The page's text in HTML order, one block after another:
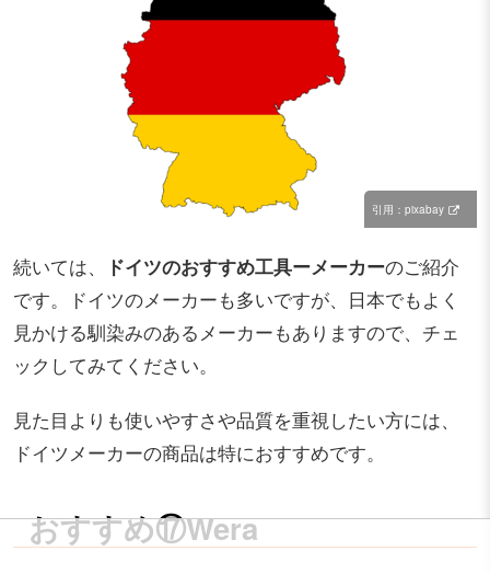
引用：pixabay
続いては、 ドイツのおすすめ工具ーメーカーのご紹介
です。ドイツのメーカーも多いですが、日本でもよく
見かける馴染みのあるメーカーもありますので、チェ
ックしてみてください。
見た目よりも使いやすさや品質を重視したい方には、
ドイツメーカーの商品は特におすすめです。
おすすめ⑰Wera